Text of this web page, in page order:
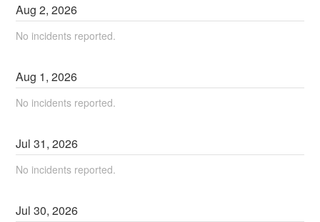
Aug2,2026
No incidents reported.
Aug 1,2026
No incidents reported.
Jul31,2026
No incidents reported.
Jul30,2026